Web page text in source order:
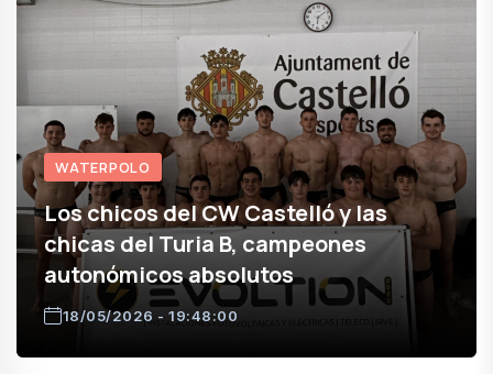
WATERPOLO
Los chicos del CW Castelló y las
chicas del Turia B, campeones
autonómicos absolutos
18/05/2026 - 19:48:00